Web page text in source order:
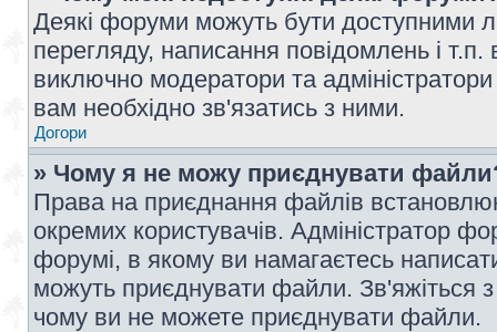
Деякі форуми можуть бути доступними
перегляду, написання повідомлень і
виключно модератори та
вам необхідно зв'язатись з ними.
Догори
» Чому я не можу приєднувати
Права на приєднання файлів
окремих користувачів. Адміністратор
форумі, в якому ви намагаєтесь
можуть приєднувати файли. Зв'яжіться
чому ви не можете приєднувати файли.